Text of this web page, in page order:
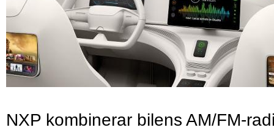
NXP kombinerar bilens AM/FM-